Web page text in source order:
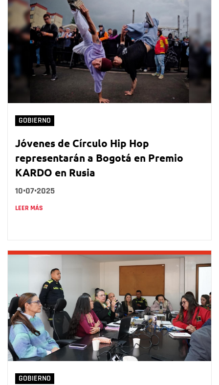
GOBIERNO
Jóvenes de Círculo Hip Hop
representarán a Bogotá en Premio
KARDO en Rusia
10•07•2025
LEER MÁS
GOBIERNO